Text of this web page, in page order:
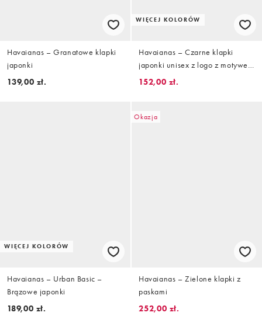
Havaianas – Granatowe klapki
japonki
139,00 zł.
WIĘCEJ KOLORÓW
Havaianas – Czarne klapki
japonki unisex z logo z motywem
Brazylii
152,00 zł.
WIĘCEJ KOLORÓW
Havaianas – Urban Basic –
Brązowe japonki
189,00 zł.
Okazja
Havaianas – Zielone klapki z
paskami
252,00 zł.